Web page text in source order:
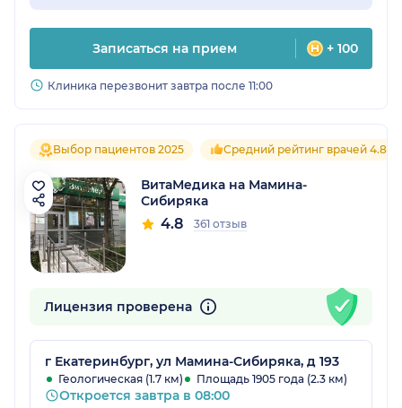
Записаться на прием + 100
Клиника перезвонит завтра после 11:00
Выбор пациентов 2025 Средний рейтинг врачей 4.8
ВитаМедика на Мамина-
Сибиряка
4.8 361 отзыв
Лицензия проверена
г Екатеринбург, ул Мамина-Сибиряка, д 193
Геологическая (1.7 км) Площадь 1905 года (2.3 км)
Откроется завтра в 08:00